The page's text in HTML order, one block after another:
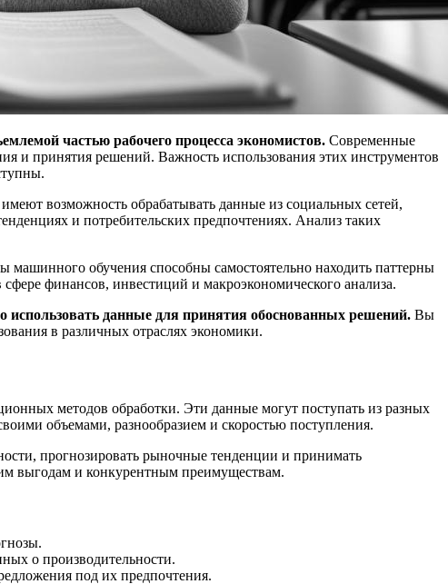
частью рабочего процесса экономистов. Современные
и принятия решений. Важность использования этих инструментов
возможность обрабатывать данные из социальных сетей,
и потребительских предпочтениях. Анализ таких
машинного обучения способны самостоятельно находить паттерны
финансов, инвестиций и макроэкономического анализа.
данные для принятия обоснованных решений. Вы
в различных отраслях экономики.
методов обработки. Эти данные могут поступать из разных
объемами, разнообразием и скоростью поступления.
прогнозировать рыночные тенденции и принимать
выгодам и конкурентным преимуществам.
о производительности.
под их предпочтения.